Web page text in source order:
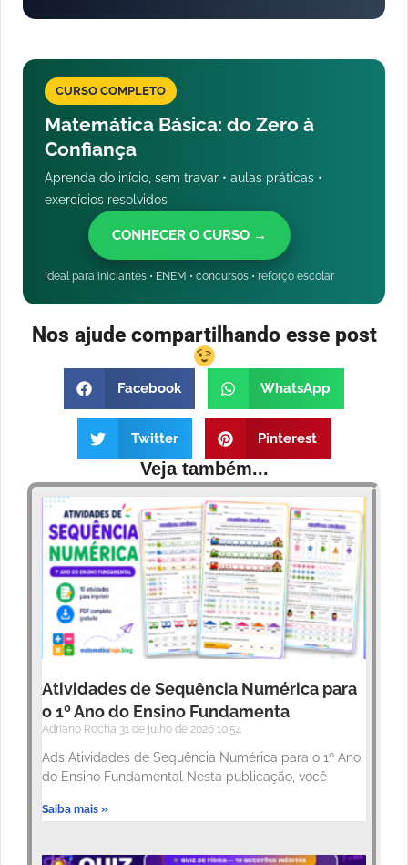
CURSO COMPLETO
Matemática Básica: do Zero à
Confiança
Aprenda do início, sem travar • aulas práticas •
exercícios resolvidos
CONHECER O CURSO →
Ideal para iniciantes • ENEM • concursos • reforço escolar
Nos ajude compartilhando esse post
Facebook WhatsApp
Twitter Pinterest
Veja também...
Atividades de Sequência Numérica para
o 1º Ano do Ensino Fundamenta
Adriano Rocha 31 de julho de 2026 10:54
Ads Atividades de Sequência Numérica para o 1º Ano
do Ensino Fundamental Nesta publicação, você
Saiba mais »